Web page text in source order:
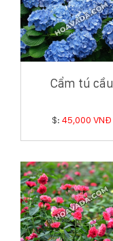
Cẩm tú cầu
$: 45,000 VNĐ